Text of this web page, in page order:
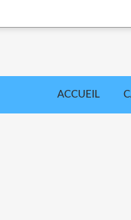
ACCUEIL